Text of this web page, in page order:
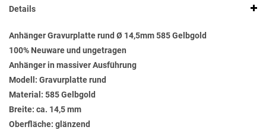
Details
Anhänger Gravurplatte rund Ø 14,5mm 585 Gelbgold
100% Neuware und ungetragen
Anhänger in massiver Ausführung
Modell: Gravurplatte rund
Material: 585 Gelbgold
Breite: ca. 14,5 mm
Oberfläche: glänzend